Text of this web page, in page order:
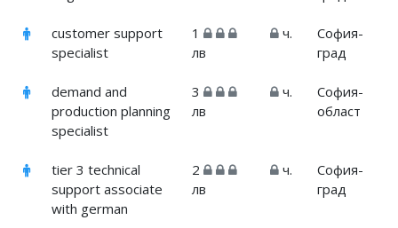
customer support
specialist
1
лв
ч.
София-
град
demand and
production planning
specialist
3
лв
ч.
София-
област
tier 3 technical
support associate
with german
2
лв
ч.
София-
град